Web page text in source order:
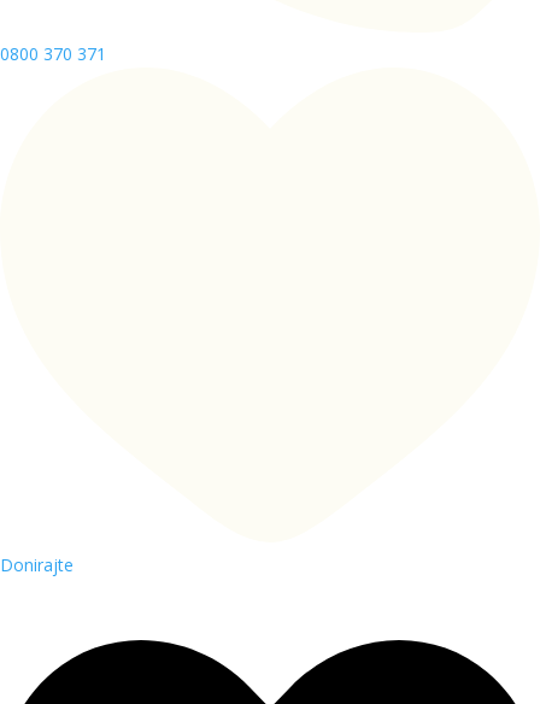
0800 370 371
Donirajte